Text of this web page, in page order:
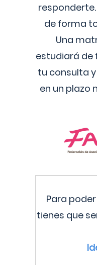
de forma
Una
estudiará de
tu consulta
en un plazo
Para
tienes que